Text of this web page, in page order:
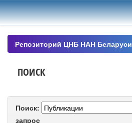
Skip
navigation
Репозиторий ЦНБ НАН Беларуси
ПОИСК
Поиск:
запрос